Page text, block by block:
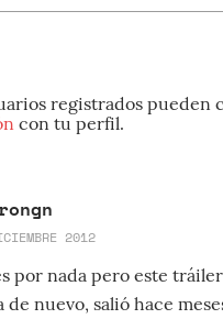
registrados pueden
con tu perfil.
2012
por nada pero este
de nuevo, salió hace